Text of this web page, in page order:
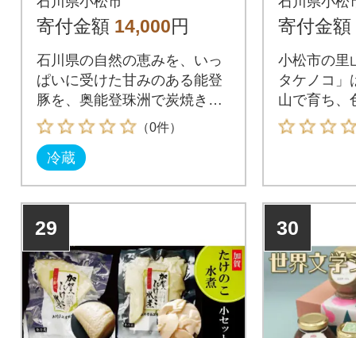
シュー 中出精肉店
寄付金額 14,000円
石川県の自然の恵みを、いっ
ぱいに受けた甘みのある能登
豚を、奥能登珠洲で炭焼き職
人が作る香りの良い能登炭で
じっくり焼き上げています。
（0件）
冷蔵
寄付金額
小松市の里
タケノコ」
山で育ち、
みがあり、
コで知られ
29 30